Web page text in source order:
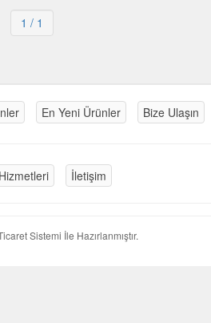
1 / 1
En Yeni Ürünler Bize Ulaşın
İletişim
Sistemi İle Hazırlanmıştır.